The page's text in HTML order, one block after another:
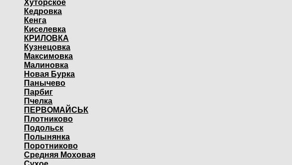
Хуторское
Кедровка
Кенга
Киселевка
КРИЛОВКА
Кузнецовка
Максимовка
Малиновка
Новая Бурка
Панычево
Парбиг
Пчелка
ПЕРВОМАЙСЬК
Плотниково
Подольск
Полынянка
Поротниково
Средняя Моховая